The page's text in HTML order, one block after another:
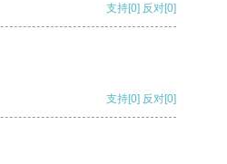
支持[0] 反对[0]
支持[0] 反对[0]